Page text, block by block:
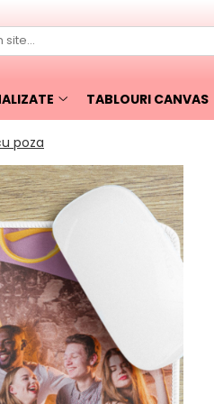
TABLOURI CANVAS
poza